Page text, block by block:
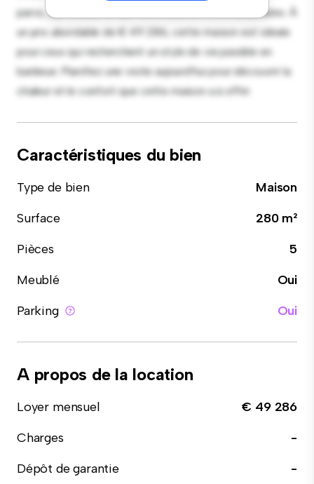
parcs, aux écoles et aux commodités communautaires. À
un prix abordable de € 49 286, cette maison est idéale
pour ceux qui recherchent un style de vie paisible en
banlieue. Planifiez une visite aujourd'hui pour découvrir la
chaleur et le confort que cette maison a à offrir.
Caractéristiques du bien
Type de bien
Maison
Surface
280 m²
Pièces
5
Meublé
Oui
Parking
Oui
A propos de la location
Loyer mensuel
€ 49 286
Charges
-
Dépôt de garantie
-